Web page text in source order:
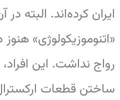
ایران کرده‌اند. البته در
«اتنوموزیکولوژی»
رواج نداشت. این
ساختن قطعات